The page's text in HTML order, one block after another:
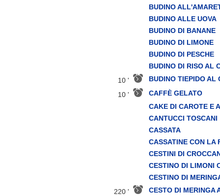
BUDINO
BUDINO ALLE UOVA
BUDINO DI BANANE
BUDINO DI LIMONE
BUDINO DI PESCHE
BUDINO DI RISO AL
10 '
BUDINO TIEPIDO AL
10 '
CAFFÈ GELATO
CAKE DI CAROTE E
CANTUCCI TOSCANI
CASSATA
CASSATINE CON LA
CESTINI DI
CESTINO DI LIMONI
CESTINO DI
220 '
CESTO DI MERINGA